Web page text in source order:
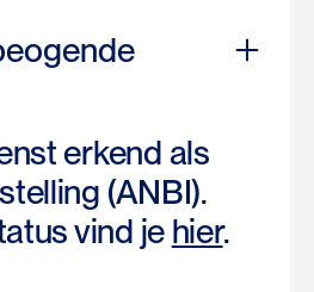
erkend als
(ANBI).
vind je hier.